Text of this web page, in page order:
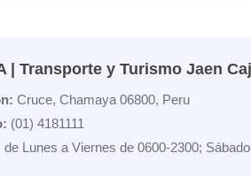
| Transporte y Turismo Jaen
Cruce, Chamaya 06800, Peru
(01) 4181111
de Lunes a Viernes de 0600-2300;